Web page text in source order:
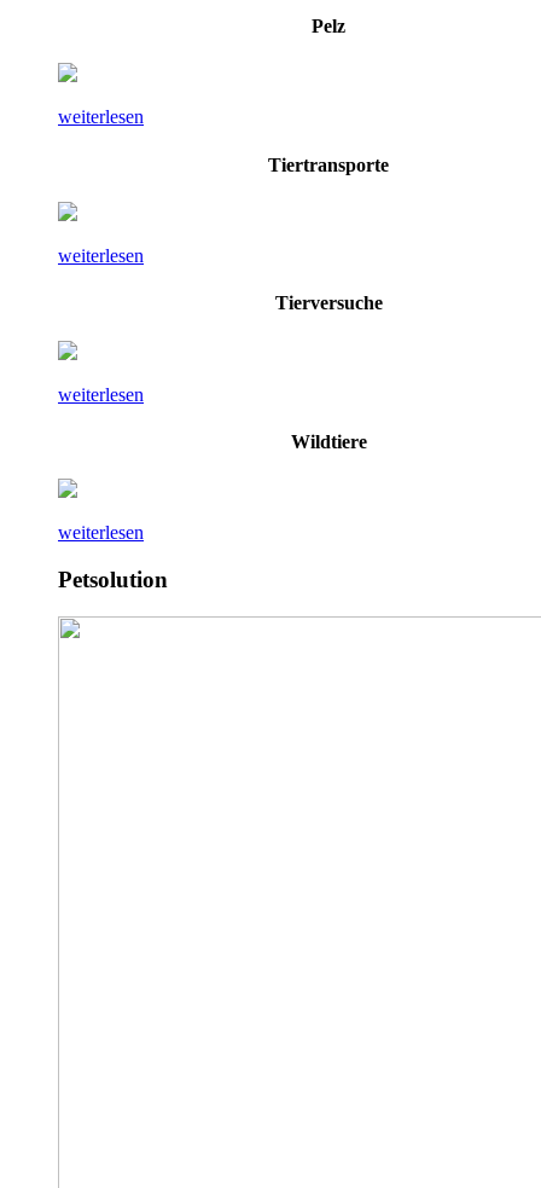
Pelz
weiterlesen
Tiertransporte
weiterlesen
Tierversuche
weiterlesen
Wildtiere
weiterlesen
Petsolution